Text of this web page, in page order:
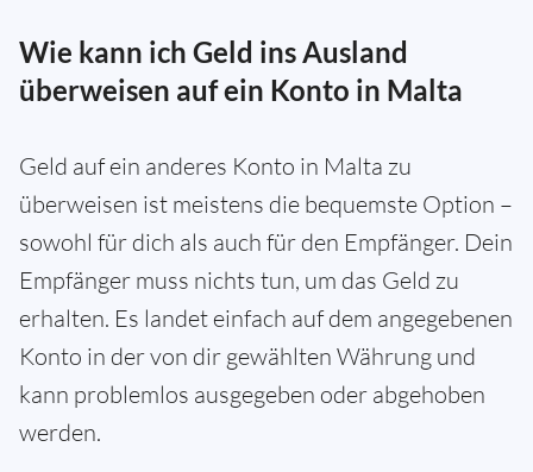
Wie kann ich Geld ins Ausland
überweisen auf ein Konto in Malta
Geld auf ein anderes Konto in Malta zu
überweisen ist meistens die bequemste Option –
sowohl für dich als auch für den Empfänger. Dein
Empfänger muss nichts tun, um das Geld zu
erhalten. Es landet einfach auf dem angegebenen
Konto in der von dir gewählten Währung und
kann problemlos ausgegeben oder abgehoben
werden.